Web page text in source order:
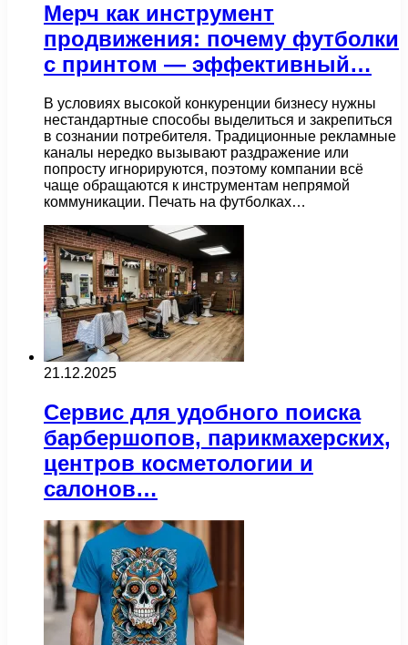
Мерч как инструмент
продвижения: почему футболки
с принтом — эффективный…
В условиях высокой конкуренции бизнесу нужны
нестандартные способы выделиться и закрепиться
в сознании потребителя. Традиционные рекламные
каналы нередко вызывают раздражение или
попросту игнорируются, поэтому компании всё
чаще обращаются к инструментам непрямой
коммуникации. Печать на футболках…
21.12.2025
Сервис для удобного поиска
барбершопов, парикмахерских,
центров косметологии и
салонов…